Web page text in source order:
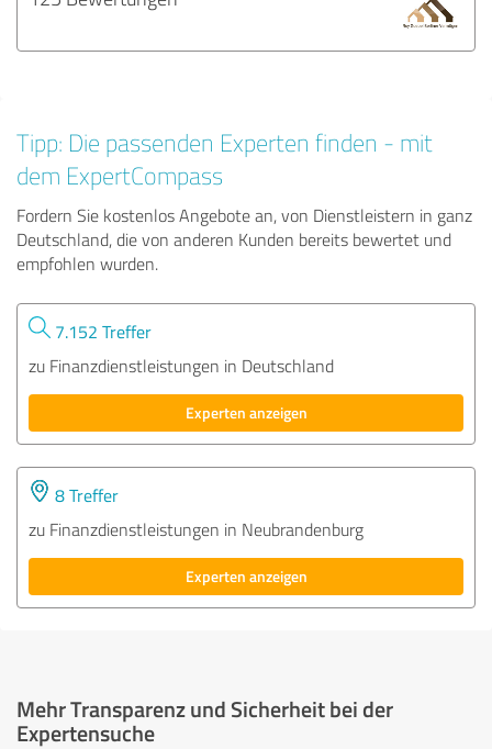
Tipp: Die passenden Experten finden - mit
dem ExpertCompass
Fordern Sie kostenlos Angebote an, von Dienstleistern in ganz
Deutschland, die von anderen Kunden bereits bewertet und
empfohlen wurden.
7.152 Treffer
zu Finanzdienstleistungen in Deutschland
Experten anzeigen
8 Treffer
zu Finanzdienstleistungen in Neubrandenburg
Experten anzeigen
Mehr Transparenz und Sicherheit bei der
Expertensuche